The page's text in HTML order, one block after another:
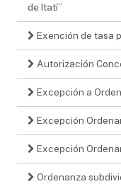
de Itatí”
Exención de tasa
Autorización
Excepción a
Excepción
Excepción
Ordenanza